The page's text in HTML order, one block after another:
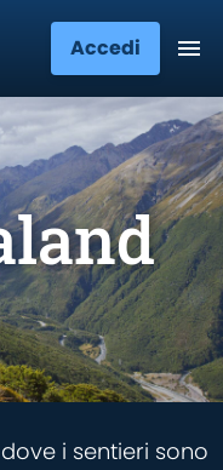
Accedi
i sentieri sono